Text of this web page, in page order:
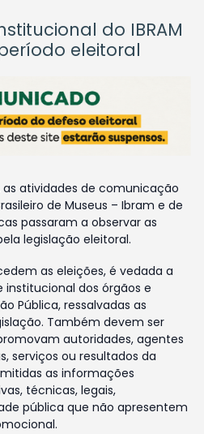
do IBRAM
eleitoral
as atividades de comunicação
de Museus – Ibram e de
passaram a observar as
legislação eleitoral.
as eleições, é vedada a
dos órgãos e
Pública, ressalvadas as
Também devem ser
autoridades, agentes
serviços ou resultados da
as informações
técnicas, legais,
pública que não apresentem